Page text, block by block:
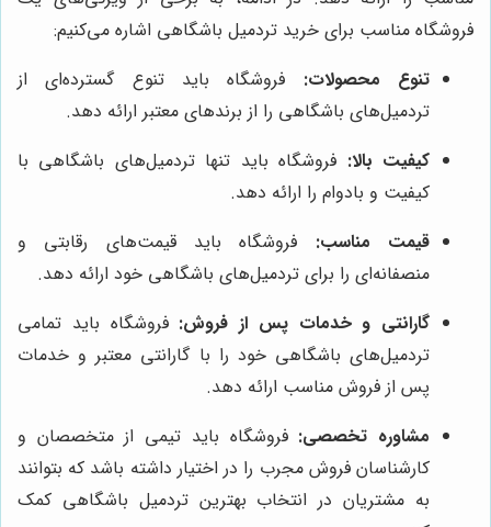
فروشگاه مناسب برای خرید تردمیل باشگاهی اشاره می‌کنیم:
تنوع محصولات: فروشگاه باید تنوع گسترده‌ای از
تردمیل‌های باشگاهی را از برندهای معتبر ارائه دهد.
کیفیت بالا: فروشگاه باید تنها تردمیل‌های باشگاهی با
کیفیت و بادوام را ارائه دهد.
قیمت مناسب: فروشگاه باید قیمت‌های رقابتی و
منصفانه‌ای را برای تردمیل‌های باشگاهی خود ارائه دهد.
گارانتی و خدمات پس از فروش: فروشگاه باید تمامی
تردمیل‌های باشگاهی خود را با گارانتی معتبر و خدمات
پس از فروش مناسب ارائه دهد.
مشاوره تخصصی: فروشگاه باید تیمی از متخصصان و
کارشناسان فروش مجرب را در اختیار داشته باشد که بتوانند
به مشتریان در انتخاب بهترین تردمیل باشگاهی کمک